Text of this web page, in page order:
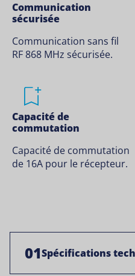
Communication
sécurisée
Communication sans fil
RF 868 MHz sécurisée.
Capacité de
commutation
Capacité de commutation
de 16A pour le récepteur.
01Spécifications